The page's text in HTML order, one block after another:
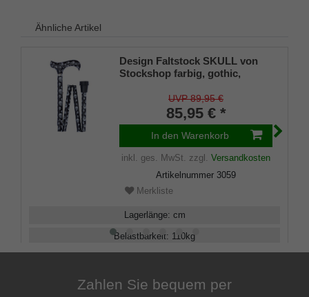
Ähnliche Artikel
Design Faltstock SKULL von
Stockshop farbig, gothic,
Derbygriff, Leichtmetall,
Chromring, Damen und Herren,
Gummipuffer.
UVP 89,95 €
85,95 € *
In den Warenkorb
inkl. ges. MwSt. zzgl. Versandkosten
Artikelnummer 3059
Merkliste
Lagerlänge: cm
Belastbarkeit: 110kg
Zahlen Sie bequem per